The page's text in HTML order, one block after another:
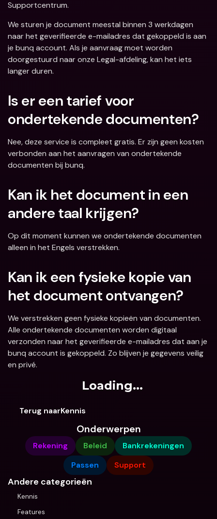
Supportcentrum.
We sturen je document meestal binnen 3 werkdagen
naar het geverifieerde e-mailadres dat gekoppeld is aan
je bunq account. Als je aanvraag moet worden
doorgestuurd naar onze Legal-afdeling, kan het iets
langer duren.
Is er een tarief voor
ondertekende documenten?
Nee, deze service is compleet gratis. Er zijn geen kosten
verbonden aan het aanvragen van ondertekende
documenten bij bunq.
Kan ik het document in een
andere taal krijgen?
Op dit moment kunnen we ondertekende documenten
alleen in het Engels verstrekken.
Kan ik een fysieke kopie van
het document ontvangen?
We verstrekken geen fysieke kopieën van documenten.
Alle ondertekende documenten worden digitaal
verzonden naar het geverifieerde e-mailadres dat aan je
bunq account is gekoppeld. Zo blijven je gegevens veilig
en privé.
Loading...
Terug naarKennis
Onderwerpen
Rekening Beleid
Bankrekeningen
Passen
Support
Andere categorieën
Kennis
Features